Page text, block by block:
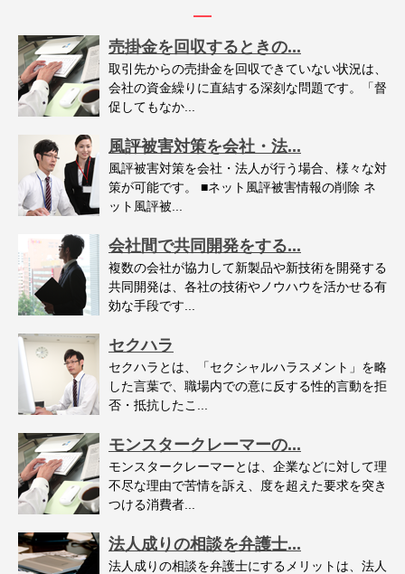
売掛金を回収するときの...
取引先からの売掛金を回収できていない状況は、
会社の資金繰りに直結する深刻な問題です。「督
促してもなか...
風評被害対策を会社・法...
風評被害対策を会社・法人が行う場合、様々な対
策が可能です。 ■ネット風評被害情報の削除 ネ
ット風評被...
会社間で共同開発をする...
複数の会社が協力して新製品や新技術を開発する
共同開発は、各社の技術やノウハウを活かせる有
効な手段です...
セクハラ
セクハラとは、「セクシャルハラスメント」を略
した言葉で、職場内での意に反する性的言動を拒
否・抵抗したこ...
モンスタークレーマーの...
モンスタークレーマーとは、企業などに対して理
不尽な理由で苦情を訴え、度を超えた要求を突き
つける消費者...
法人成りの相談を弁護士...
法人成りの相談を弁護士にするメリットは、法人